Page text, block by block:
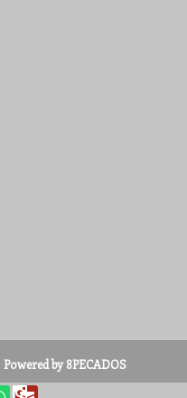
Powered by 8PECADOS